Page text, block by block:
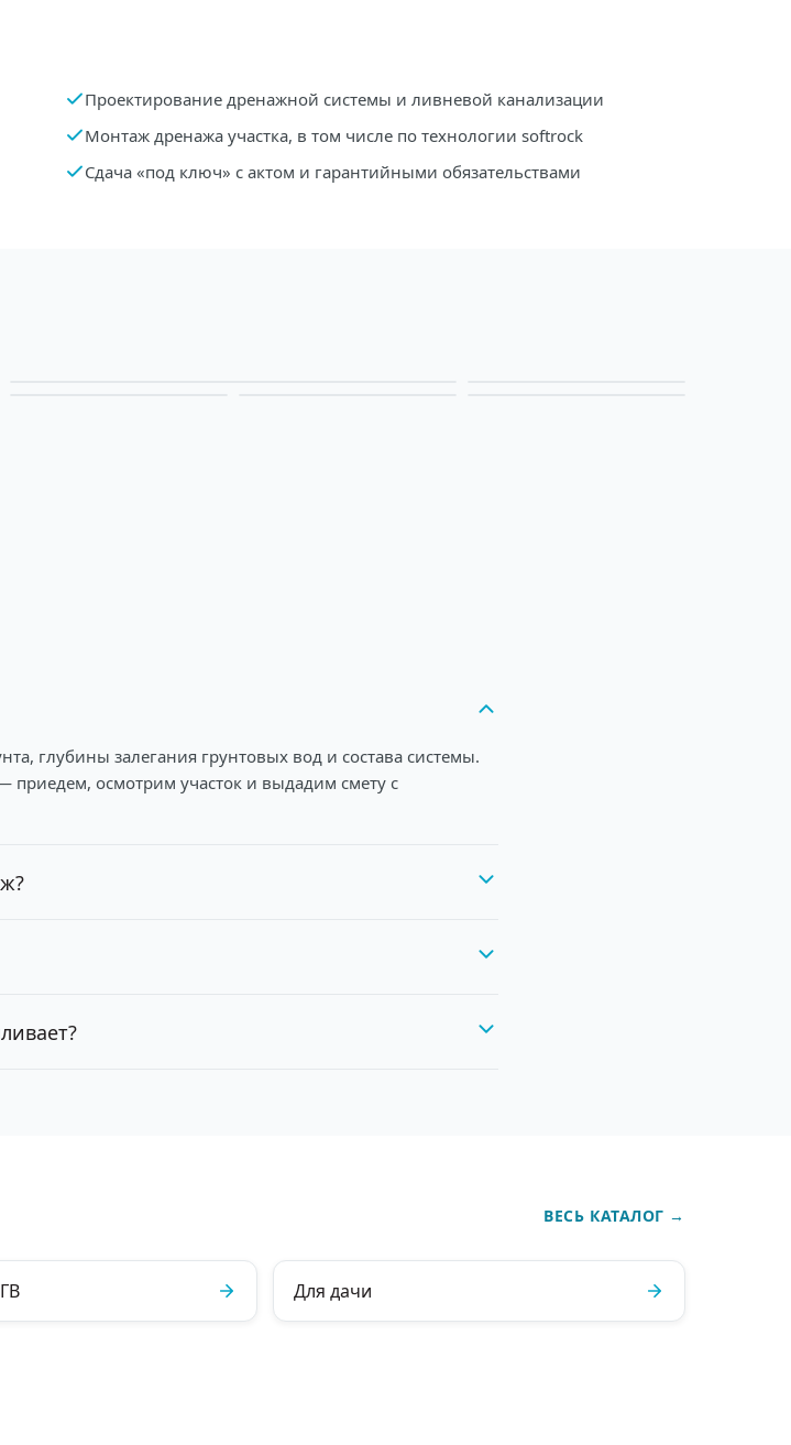
Проектирование дренажной системы и ливневой канализации
Монтаж дренажа участка, в том числе по технологии softrock
Сдача «под ключ» с актом и гарантийными обязательствами
глубины залегания грунтовых вод и состава системы.
приедем, осмотрим участок и выдадим смету с
ВЕСЬ КАТАЛОГ →
Для дачи